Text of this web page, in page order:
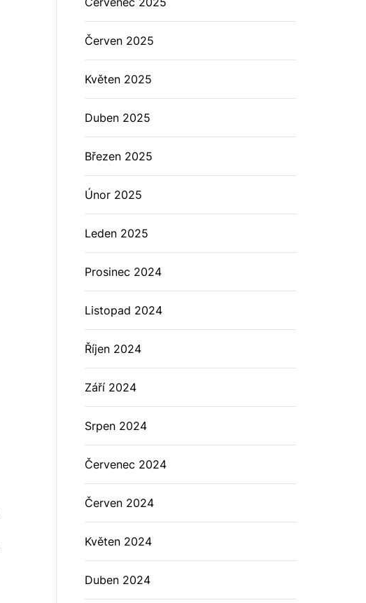
Červen 2025
Květen 2025
Duben 2025
Březen 2025
Únor 2025
Leden 2025
Prosinec 2024
Listopad 2024
Říjen 2024
Září 2024
Srpen 2024
Červenec 2024
Červen 2024
Květen 2024
Duben 2024